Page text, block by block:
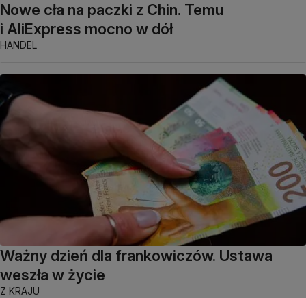
Nowe cła na paczki z Chin. Temu
i AliExpress mocno w dół
HANDEL
Ważny dzień dla frankowiczów. Ustawa
weszła w życie
Z KRAJU